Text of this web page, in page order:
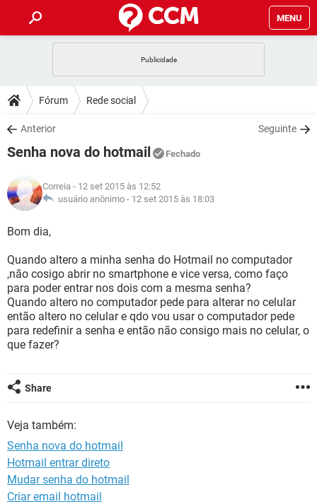
MENU
CELULAR
OUTLOOK
INSTAGRAM GMAIL
DICAS
JOGOS
INSTAGRAM
GUIA DE COMPRAS
DOWNLOADS
JOGOS WHATSAPP
OUTLOOK EXCEL
INSTAGRAM
JOGOS
CELULAR
OUTLOOK
INSTAGRAM GMAIL
GUIA DE COMPRAS
GLOSSÁRIO
JOGOS
OUTLOOK EXCEL
INSTAGRAM GMAIL
GUIA DE COMPRAS
Fórum Rede social
Anterior Seguinte
Senha nova do hotmail Fechado
Correia - 12 set 2015 às 12:52
usuário anônimo - 12 set 2015 às 18:03
Bom dia,
Quando altero a minha senha do Hotmail no computador
,não cosigo abrir no smartphone e vice versa, como faço
para poder entrar nos dois com a mesma senha?
Quando altero no computador pede para alterar no celular
então altero no celular e qdo vou usar o computador pede
para redefinir a senha e então não consigo mais no celular, o
que fazer?
Share
Veja também:
Senha nova do hotmail
Hotmail entrar direto
Mudar senha do hotmail
Criar email hotmail